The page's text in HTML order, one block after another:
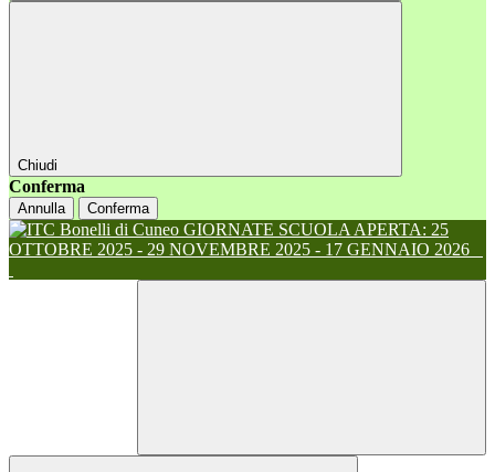
Chiudi
Conferma
Annulla Conferma
GIORNATE SCUOLA APERTA: 25
OTTOBRE 2025 - 29 NOVEMBRE 2025 - 17 GENNAIO 2026